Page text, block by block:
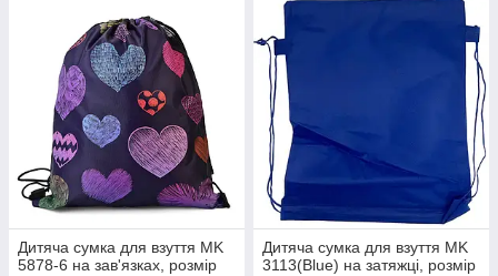
Дитяча сумка для взуття MK
5878-6 на зав'язках, розмір
Дитяча сумка для взуття MK
3113(Blue) на затяжці, розмір